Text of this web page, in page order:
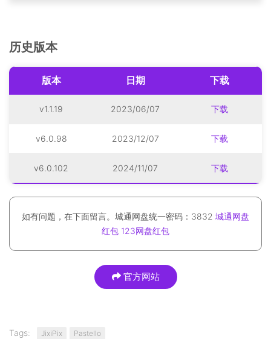
历史版本
版本 日期 下载
v1.1.19 2023/06/07 下载
v6.0.98 2023/12/07 下载
v6.0.102 2024/11/07 下载
如有问题，在下面留言。城通网盘统一密码：3832 城通网盘
红包 123网盘红包
官方网站
Tags: JixiPix Pastello